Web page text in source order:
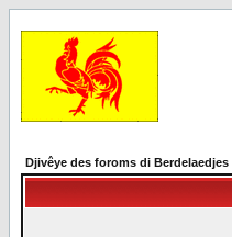
Djivêye des foroms di Berdelaedjes